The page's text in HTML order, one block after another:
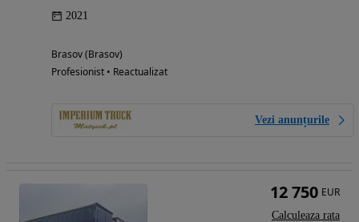
2021
Brasov (Brasov)
Profesionist • Reactualizat
Vezi anunțurile
12 750 EUR
Calculeaza rata